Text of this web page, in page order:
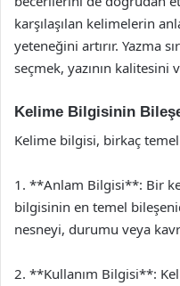
karşılaşılan kelimelerin
yeteneğini artırır. Yazma
seçmek, yazının kalitesini
Kelime Bilgisinin
Kelime bilgisi, birkaç
1. **Anlam Bilgisi**: Bir
bilgisinin en temel
nesneyi, durumu veya
2. **Kullanım Bilgisi**: